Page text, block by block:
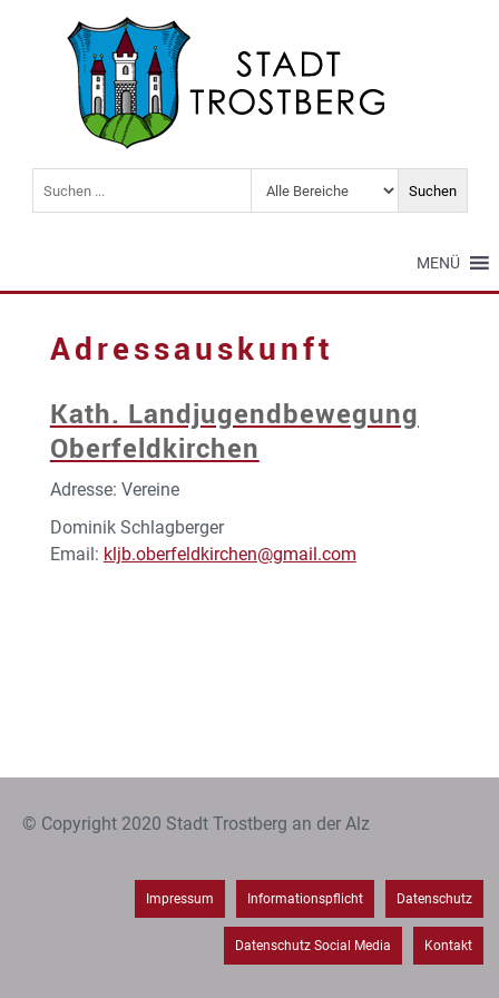
MENÜ
Adressauskunft
Kath. Landjugendbewegung
Oberfeldkirchen
Adresse: Vereine
Dominik Schlagberger
Email: kljb.oberfeldkirchen@gmail.com
© Copyright 2020 Stadt Trostberg an der Alz
Impressum Informationspflicht Datenschutz
Datenschutz Social Media Kontakt